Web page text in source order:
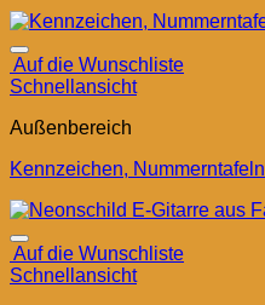
Auf die Wunschliste
Schnellansicht
Außenbereich
Kennzeichen, Nummerntafeln
Auf die Wunschliste
Schnellansicht